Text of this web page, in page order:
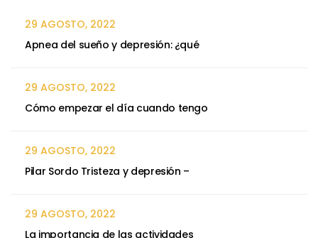
29 AGOSTO, 2022
Apnea del sueño y depresión: ¿qué
29 AGOSTO, 2022
Cómo empezar el día cuando tengo
29 AGOSTO, 2022
Pilar Sordo Tristeza y depresión –
29 AGOSTO, 2022
La importancia de las actividades